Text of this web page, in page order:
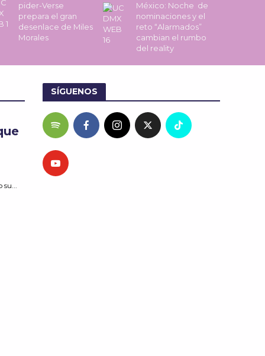
pider-Verse
prepara el gran
desenlace de Miles
Morales
México: Noche de
nominaciones y el
reto “Alarmados”
cambian el rumbo
del reality
su...
SÍGUENOS